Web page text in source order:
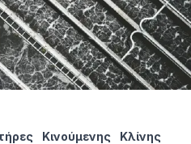
Κινούμενης Κλίνης